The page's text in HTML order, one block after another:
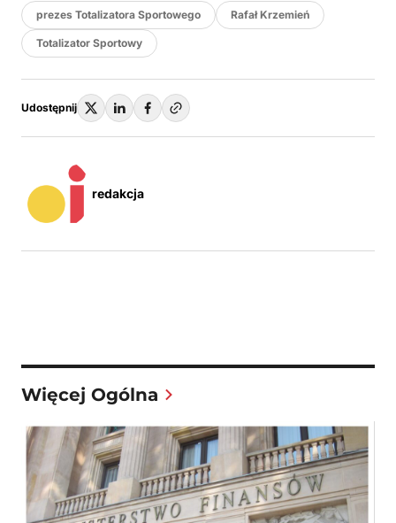
prezes Totalizatora Sportowego Rafał Krzemień
Totalizator Sportowy
Udostępnij
redakcja
Więcej Ogólna